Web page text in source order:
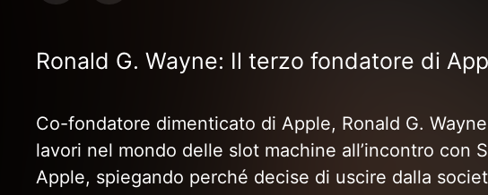
Ronald G. Wayne: Il terzo fondatore di
Co-fondatore dimenticato di Apple, Ronald G.
lavori nel mondo delle slot machine all’incontro
Apple, spiegando perché decise di uscire dalla